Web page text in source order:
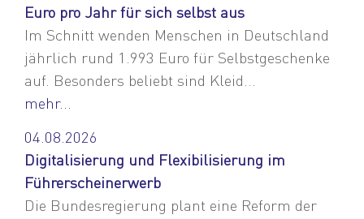
Euro pro Jahr für sich selbst aus
Im Schnitt wenden Menschen in Deutschland
jährlich rund 1.993 Euro für Selbstgeschenke
auf. Besonders beliebt sind Kleid...
mehr...
04.08.2026
Digitalisierung und Flexibilisierung im
Führerscheinerwerb
Die Bundesregierung plant eine Reform der